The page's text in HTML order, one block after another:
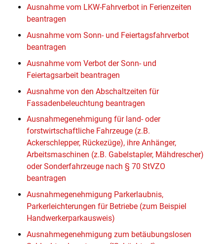
Ausnahme vom LKW-Fahrverbot in Ferienzeiten
beantragen
Ausnahme vom Sonn- und Feiertagsfahrverbot
beantragen
Ausnahme vom Verbot der Sonn- und
Feiertagsarbeit beantragen
Ausnahme von den Abschaltzeiten für
Fassadenbeleuchtung beantragen
Ausnahmegenehmigung für land- oder
forstwirtschaftliche Fahrzeuge (z.B.
Ackerschlepper, Rückezüge), ihre Anhänger,
Arbeitsmaschinen (z.B. Gabelstapler, Mähdrescher)
oder Sonderfahrzeuge nach § 70 StVZO
beantragen
Ausnahmegenehmigung Parkerlaubnis,
Parkerleichterungen für Betriebe (zum Beispiel
Handwerkerparkausweis)
Ausnahmegenehmigung zum betäubungslosen